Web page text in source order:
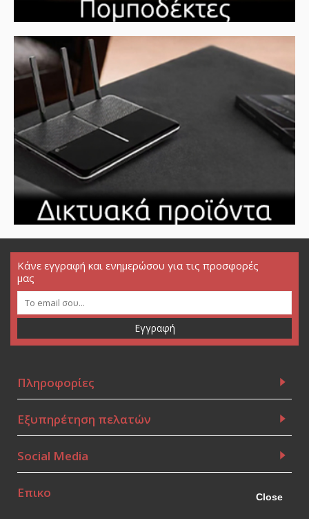
Close
Κάνε εγγραφή και ενημερώσου για τις προσφορές
μας
Εγγραφή
Πληροφορίες
Εξυπηρέτηση πελατών
Social Media
Επικοινωνία